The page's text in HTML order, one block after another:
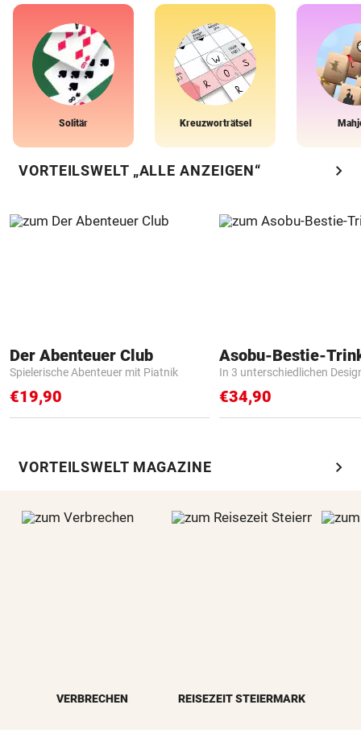
Solitär Kreuzworträtsel
VORTEILSWELT „ALLE ANZEIGEN“ chevron_right
Der Abenteuer Club
Spielerische Abenteuer mit Piatnik
€19,90
Asobu-Bestie-
In 3 unterschiedlichen
€34,90
VORTEILSWELT MAGAZINE chevron_right
VERBRECHEN REISEZEIT STEIERMARK